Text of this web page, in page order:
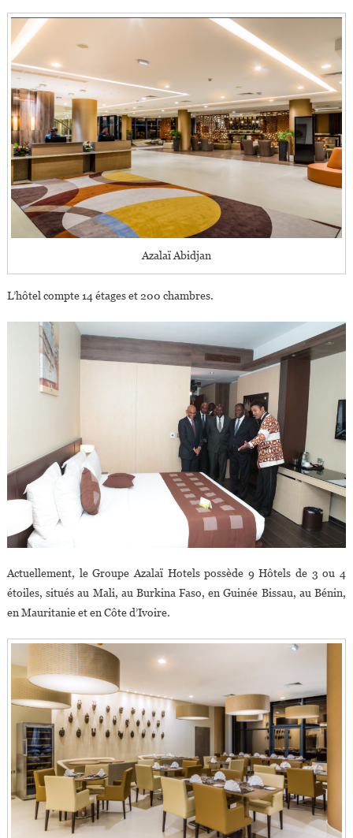
Azalaï Abidjan
L’hôtel compte 14 étages et 200 chambres.
Actuellement, le Groupe Azalaï Hotels possède 9 Hôtels de 3 ou 4
étoiles, situés au Mali, au Burkina Faso, en Guinée Bissau, au Bénin,
en Mauritanie et en Côte d’Ivoire.